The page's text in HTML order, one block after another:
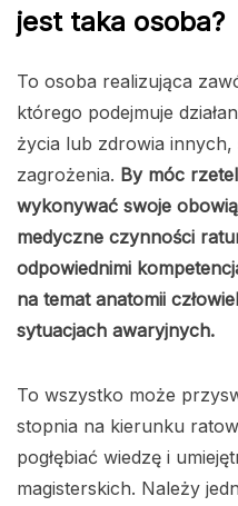
jest taka osoba?
To osoba realizująca
którego podejmuje
życia lub zdrowia
zagrożenia. By móc
wykonywać swoje
medyczne czynności
odpowiednimi
na temat anatomii
sytuacjach awaryjnych.
To wszystko może
stopnia na kierunku
pogłębiać wiedzę i
magisterskich. Należy